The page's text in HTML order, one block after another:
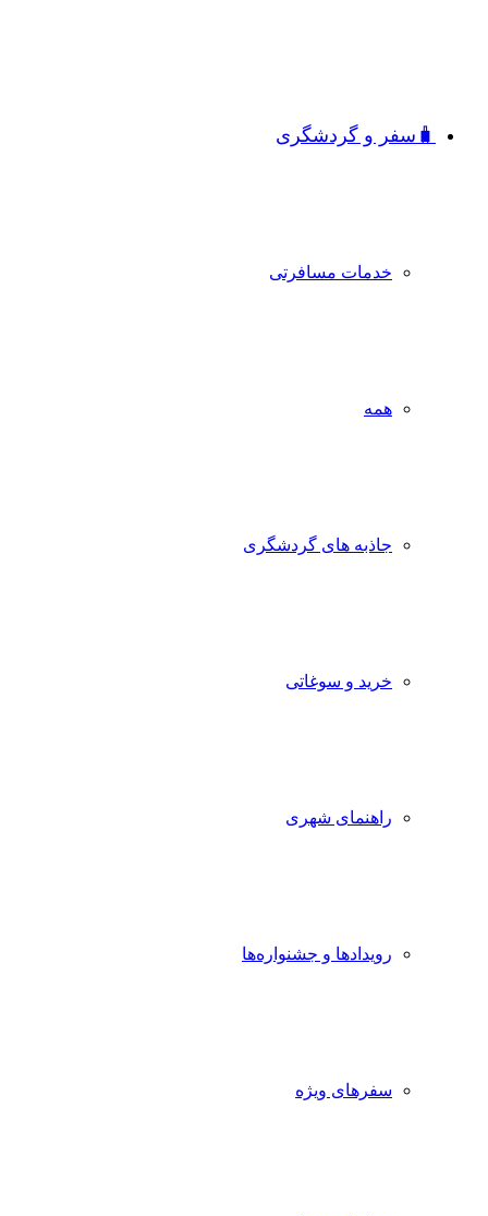
🧳سفر و گردشگری
خدمات مسافرتی
همه
جاذبه‌ های گردشگری
خرید و سوغاتی
راهنمای شهری
رویدادها و جشنواره‌ها
سفرهای ویژه